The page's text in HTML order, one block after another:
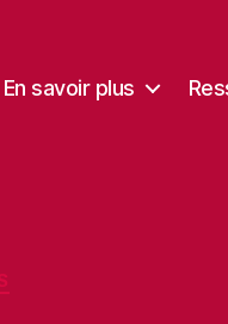
En savoir plus